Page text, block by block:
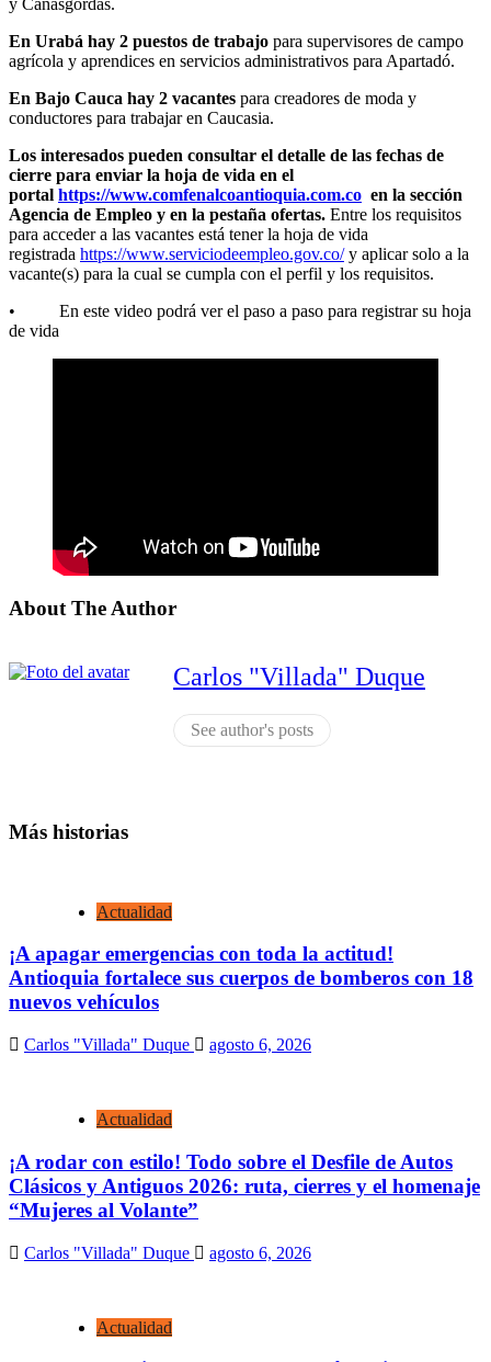
En Urabá hay 2 puestos de trabajo para supervisores de campo
agrícola y aprendices en servicios administrativos para Apartadó.
En Bajo Cauca hay 2 vacantes para creadores de moda y
conductores para trabajar en Caucasia.
Los interesados pueden consultar el detalle de las fechas de
cierre para enviar la hoja de vida en el
portal https://www.comfenalcoantioquia.com.co en la sección
Agencia de Empleo y en la pestaña ofertas. Entre los requisitos
para acceder a las vacantes está tener la hoja de vida
registrada https://www.serviciodeempleo.gov.co/y aplicar solo a la
vacante(s) para la cual se cumpla con el perfil y los requisitos.
• En este video podrá ver el paso a paso para registrar su hoja
de vida
About The Author
Carlos "Villada" Duque
See author's posts
Más historias
Actualidad
¡A apagar emergencias con toda la actitud!
Antioquia fortalece sus cuerpos de bomberos con 18
nuevos vehículos
Carlos "Villada" Duque agosto 6, 2026
Actualidad
¡A rodar con estilo! Todo sobre el Desfile de Autos
Clásicos y Antiguos 2026: ruta, cierres y el homenaje
“Mujeres al Volante”
Carlos "Villada" Duque agosto 6, 2026
Actualidad